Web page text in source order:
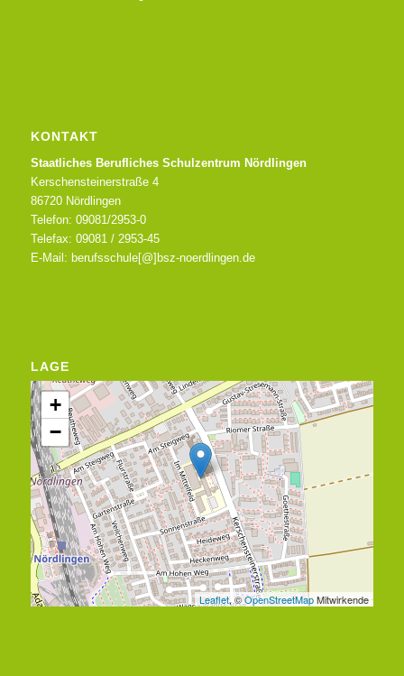
KONTAKT
Staatliches Berufliches Schulzentrum Nördlingen
Kerschensteinerstraße 4
86720 Nördlingen
Telefon: 09081/2953-0
Telefax: 09081 / 2953-45
E-Mail: berufsschule[@]bsz-noerdlingen.de
LAGE
+
−
Leaflet, ©OpenStreetMapMitwirkende